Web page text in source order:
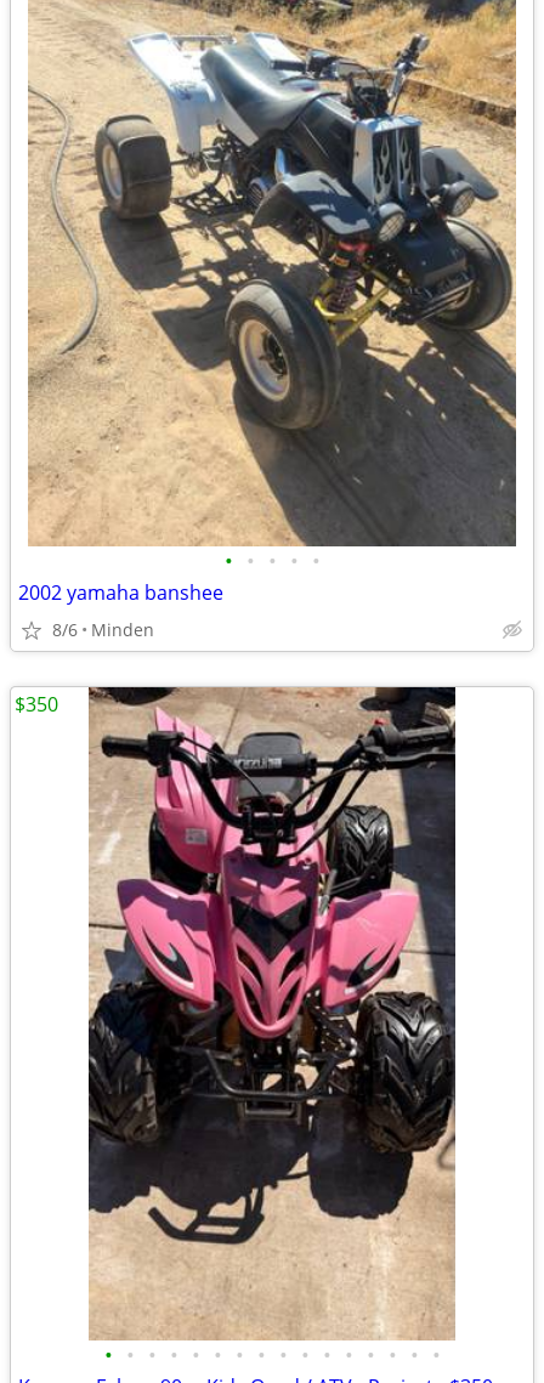
• • • • •
2002 yamaha banshee
8/6 Minden
• • • • • • • • • • • • • • • •
$350